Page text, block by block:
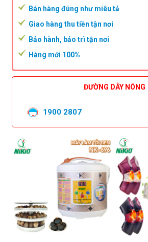
Bán hàng đúng như miêu tả
Giao hàng thu tiền tận nơi
Bảo hành, bảo trì tận nơi
Hàng mới 100%
ĐƯỜNG DÂY NÓNG
1900 2807